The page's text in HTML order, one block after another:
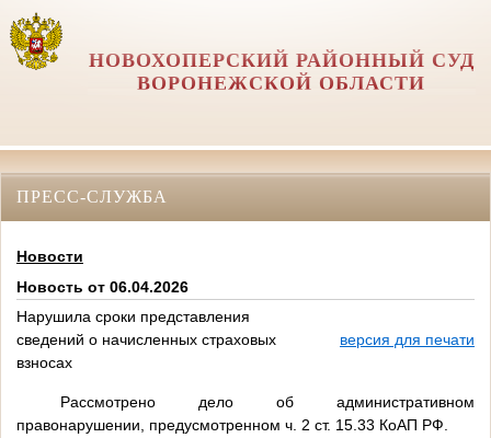
НОВОХОПЕРСКИЙ РАЙОННЫЙ СУД
ВОРОНЕЖСКОЙ ОБЛАСТИ
ПРЕСС-СЛУЖБА
Новости
Новость от 06.04.2026
Нарушила сроки представления
сведений о начисленных страховых
взносах
версия для печати
Рассмотрено дело об административном
правонарушении, предусмотренном ч. 2 ст. 15.33 КоАП РФ.